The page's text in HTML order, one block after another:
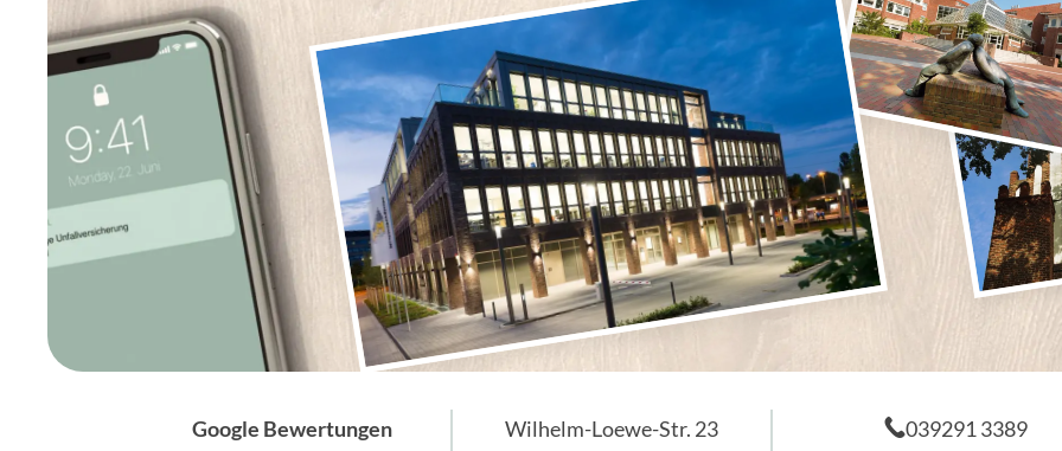
Google Bewertungen
Wilhelm-Loewe-Str. 23
039291 3389